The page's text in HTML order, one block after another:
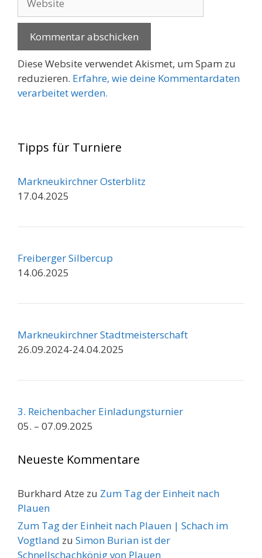
Diese Website verwendet Akismet, um Spam zu
reduzieren. Erfahre, wie deine Kommentardaten
verarbeitet werden.
Tipps für Turniere
Markneukirchner Osterblitz
17.04.2025
Freiberger Silbercup
14.06.2025
Markneukirchner Stadtmeisterschaft
26.09.2024-24.04.2025
3. Reichenbacher Einladungsturnier
05. – 07.09.2025
Neueste Kommentare
Burkhard Atze zu Zum Tag der Einheit nach
Plauen
Zum Tag der Einheit nach Plauen | Schach im
Vogtland zu Simon Burian ist der
Schnellschachkönig von Plauen